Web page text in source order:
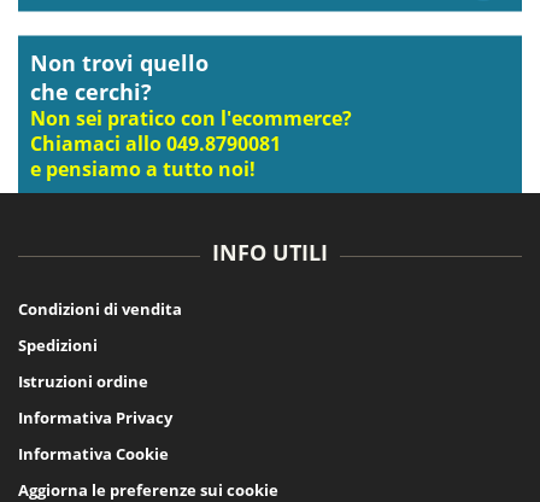
Non trovi quello
che cerchi?
Non sei pratico con l'ecommerce?
Chiamaci allo 049.8790081
e pensiamo a tutto noi!
INFO UTILI
Condizioni di vendita
Spedizioni
Istruzioni ordine
Informativa Privacy
Informativa Cookie
Aggiorna le preferenze sui cookie